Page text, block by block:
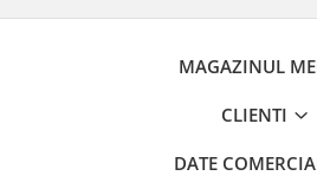
MAGAZINUL
CLIENTI
DATE